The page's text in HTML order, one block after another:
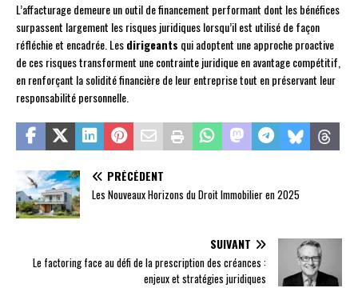
L’affacturage demeure un outil de financement performant dont les bénéfices
surpassent largement les risques juridiques lorsqu’il est utilisé de façon
réfléchie et encadrée. Lesdirigeants qui adoptent une approche proactive
de ces risques transforment une contrainte juridique en avantage compétitif,
en renforçant la solidité financière de leur entreprise tout en préservant leur
responsabilité personnelle.
PRÉCÉDENT
Les Nouveaux Horizons du Droit Immobilier en 2025
SUIVANT
Le factoring face au défi de la prescription des créances :
enjeux et stratégies juridiques